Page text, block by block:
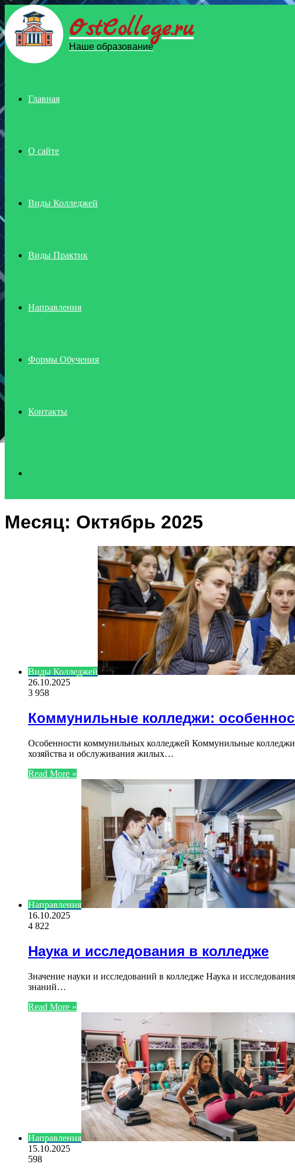
Menu OstCollege.ru
Наше образование
Главная
О сайте
Виды Колледжей
Виды Практик
Направления
Формы Обучения
Контакты
for
Месяц: Октябрь 2025
Виды Колледжей
26.10.2025
3 958
Коммунильные колледжи:
Особенности коммунильных колледжей Коммунильные
хозяйства и обслуживания жилых…
Read More »
Направления
16.10.2025
4 822
Наука и исследования в колледже
Значение науки и исследований в колледже Наука и
знаний…
Read More »
Направления
15.10.2025
598